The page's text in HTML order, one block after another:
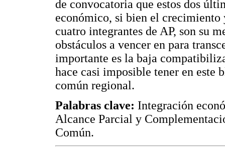
de convocatoria que estos dos
económico, si bien el crecimiento
cuatro integrantes de AP, son su
obstáculos a vencer en para
importante es la baja
hace casi imposible tener en este
común regional.
Palabras clave: Integración
Alcance Parcial y
Común.